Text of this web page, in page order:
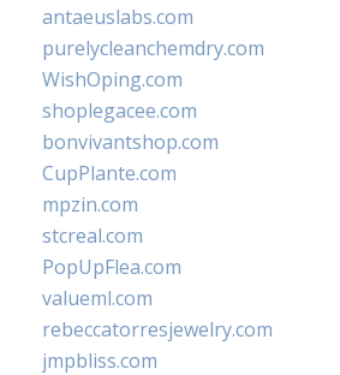
antaeuslabs.com
purelycleanchemdry.com
WishOping.com
shoplegacee.com
bonvivantshop.com
CupPlante.com
mpzin.com
stcreal.com
PopUpFlea.com
valueml.com
rebeccatorresjewelry.com
jmpbliss.com